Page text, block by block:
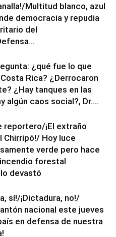
Multitud blanco, azul
democracia y repudia
del
¿qué fue lo que
Rica? ¿Derrocaron
¿Hay tanques en las
algún caos social?, Dr....
reportero/¡El extraño
Chirripó!/ Hoy luce
verde pero hace
forestal
devastó
sí!/¡Dictadura, no!/
nacional este jueves
en defensa de nuestra